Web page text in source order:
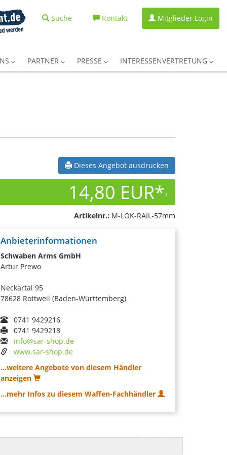
Suche Kontakt Mitglieder Login
PARTNER PRESSE INTERESSENVERTRETUNG
Dieses Angebot ausdrucken
14,80 EUR*1
Artikelnr.: M-LOK-RAIL-57mm
Anbieterinformationen
Schwaben Arms GmbH
Artur Prewo
Neckartal 95
78628 Rottweil (Baden-Württemberg)
0741 9429216
0741 9429218
info@sar-shop.de
www.sar-shop.de
...weitere Angebote von diesem Händler
anzeigen
...mehr Infos zu diesem Waffen-Fachhändler